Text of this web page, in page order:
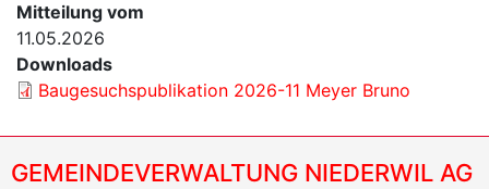
Mitteilung vom
11.05.2026
Downloads
Baugesuchspublikation 2026-11 Meyer Bruno
GEMEINDEVERWALTUNG NIEDERWIL AG